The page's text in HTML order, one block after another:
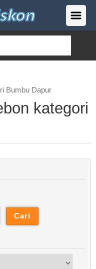
Bumbu Dapur
kategori